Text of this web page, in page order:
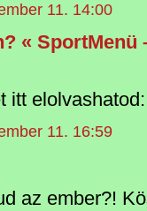
11. 14:00
« SportMenü
itt
11. 16:59
az ember?!